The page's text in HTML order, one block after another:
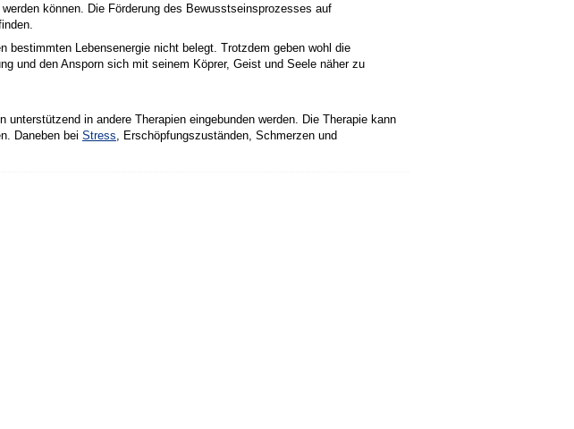
können. Die Förderung des Bewusstseinsprozesses auf
Lebensenergie nicht belegt. Trotzdem geben wohl die
und den Ansporn sich mit seinem Köprer, Geist und Seele näher zu
in andere Therapien eingebunden werden. Die Therapie kann
Daneben bei Stress, Erschöpfungszuständen, Schmerzen und